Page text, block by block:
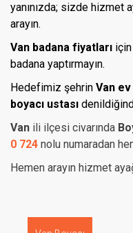
yanınızda; sizde hizmet
arayın.
Van badana fiyatları
badana yaptırmayın.
Hedefimiz şehrin Van ev
boyacı ustası
Van ili ilçesi civarında
0 724 nolu numaradan
Hemen arayın hizmet